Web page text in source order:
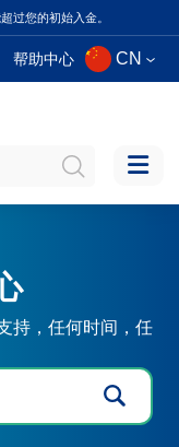
过您的初始入金。
帮助中心 CN
持，任何时间，任